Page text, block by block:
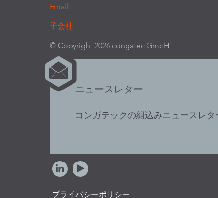
Email
子会社
© Copyright 2026 congatec GmbH
ニュースレター
コンガテックの組込みニュースレタ
プライバシーポリシー